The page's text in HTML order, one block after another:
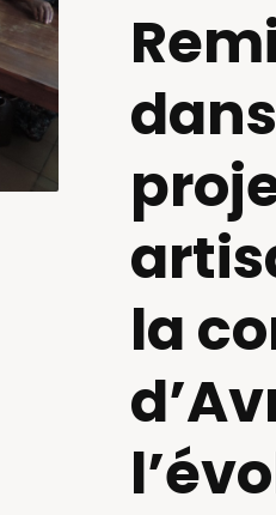
la